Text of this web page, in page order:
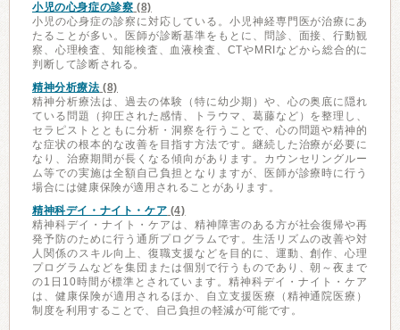
小児の心身症の診察 (8)
小児の心身症の診察に対応している。小児神経専門医が治療にあ
たることが多い。医師が診断基準をもとに、問診、面接、行動観
察、心理検査、知能検査、血液検査、CTやMRIなどから総合的に
判断して診断される。
精神分析療法 (8)
精神分析療法は、過去の体験（特に幼少期）や、心の奥底に隠れ
ている問題（抑圧された感情、トラウマ、葛藤など）を整理し、
セラピストとともに分析・洞察を行うことで、心の問題や精神的
な症状の根本的な改善を目指す方法です。継続した治療が必要に
なり、治療期間が長くなる傾向があります。カウンセリングルー
ム等での実施は全額自己負担となりますが、医師が診療時に行う
場合には健康保険が適用されることがあります。
精神科デイ・ナイト・ケア (4)
精神科デイ・ナイト・ケアは、精神障害のある方が社会復帰や再
発予防のために行う通所プログラムです。生活リズムの改善や対
人関係のスキル向上、復職支援などを目的に、運動、創作、心理
プログラムなどを集団または個別で行うものであり、朝～夜まで
の1日10時間が標準とされています。精神科デイ・ナイト・ケア
は、健康保険が適用されるほか、自立支援医療（精神通院医療）
制度を利用することで、自己負担の軽減が可能です。